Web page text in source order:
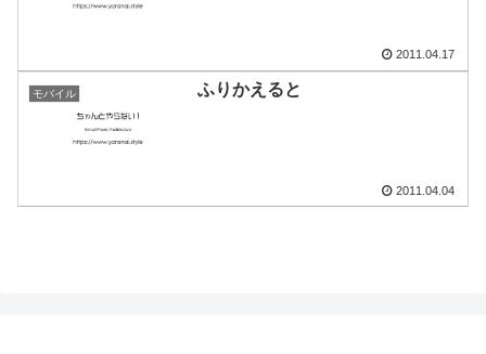
2011.04.17
モバイル ふりかえると
2011.04.04